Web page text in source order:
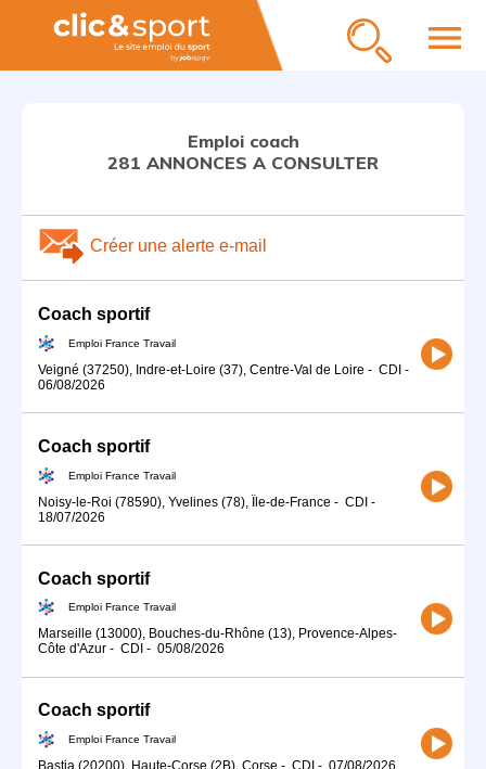
menu
Emploi coach
281 ANNONCES A CONSULTER
Créer une alerte e-mail
Coach sportif
Emploi France Travail
Veigné (37250), Indre-et-Loire (37), Centre-Val de Loire - CDI -
06/08/2026
Coach sportif
Emploi France Travail
Noisy-le-Roi (78590), Yvelines (78), Île-de-France - CDI -
18/07/2026
Coach sportif
Emploi France Travail
Marseille (13000), Bouches-du-Rhône (13), Provence-Alpes-
Côte d'Azur - CDI - 05/08/2026
Coach sportif
Emploi France Travail
Bastia (20200), Haute-Corse (2B), Corse - CDI - 07/08/2026